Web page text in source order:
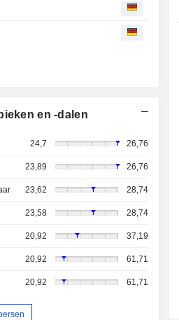
en -dalen
24,7 26,76
23,89 26,76
23,62 28,74
23,58 28,74
20,92 37,19
20,92 61,71
20,92 61,71